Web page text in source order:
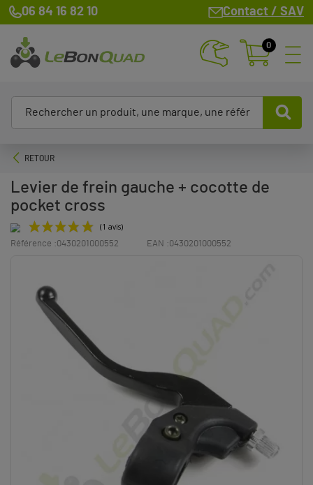
06 84 16 82 10 Contact / SAV
0
RETOUR
Levier de frein gauche + cocotte de
pocket cross
Référence :0430201000552 EAN :0430201000552